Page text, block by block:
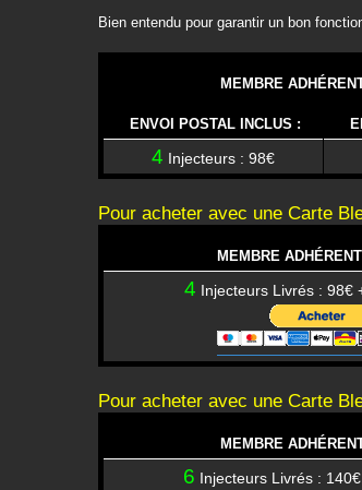
Bien entendu pour garantir un bon
MEMBRE
ENVOI POSTAL INCLUS :
4 Injecteurs : 98€
Pour acheter avec une Carte
MEMBRE
4 Injecteurs Livrés : 98€
Pour acheter avec une Carte
MEMBRE
6 Injecteurs Livrés :